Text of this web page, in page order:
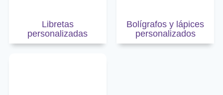
Libretas
personalizadas
Bolígrafos y lápices
personalizados